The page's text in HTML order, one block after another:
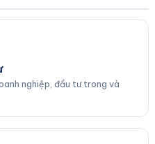
nghiệp, đầu tư trong và